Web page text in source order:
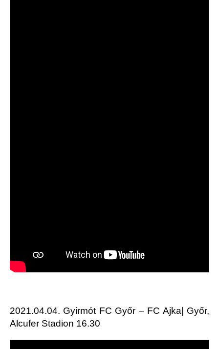
2021.04.04. Gyirmót FC Győr – FC Ajka| Győr,
Alcufer Stadion 16.30